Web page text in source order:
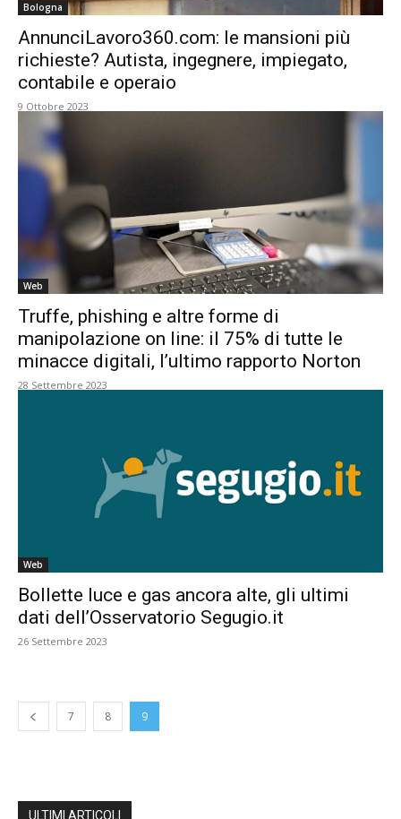
Bologna
AnnunciLavoro360.com: le mansioni più
richieste? Autista, ingegnere, impiegato,
contabile e operaio
9 Ottobre 2023
Web
Truffe, phishing e altre forme di
manipolazione on line: il 75% di tutte le
minacce digitali, l’ultimo rapporto Norton
28 Settembre 2023
Web
Bollette luce e gas ancora alte, gli ultimi
dati dell’Osservatorio Segugio.it
26 Settembre 2023
7 8 9
ULTIMI ARTICOLI